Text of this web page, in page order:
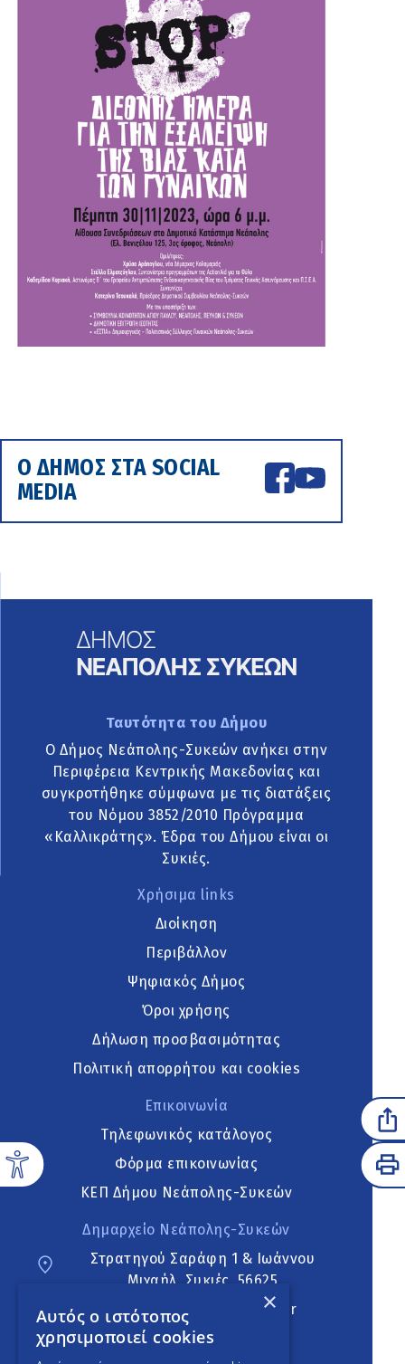
Ο ΔΗΜΟΣ ΣΤΑ SOCIAL
MEDIA
Ταυτότητα του Δήμου
Ο Δήμος Νεάπολης-Συκεών ανήκει στην
Περιφέρεια Κεντρικής Μακεδονίας και
συγκροτήθηκε σύμφωνα με τις διατάξεις
του Νόμου 3852/2010 Πρόγραμμα
«Καλλικράτης». Έδρα του Δήμου είναι οι
Συκιές.
Χρήσιμα links
Διοίκηση
Περιβάλλον
Ψηφιακός Δήμος
Όροι χρήσης
Δήλωση προσβασιμότητας
Πολιτική απορρήτου και cookies
Επικοινωνία
Τηλεφωνικός κατάλογος
Φόρμα επικοινωνίας
ΚΕΠ Δήμου Νεάπολης-Συκεών
Δημαρχείο Νεάπολης-Συκεών
Στρατηγού Σαράφη 1 & Ιωάννου
Μιχαήλ, Συκιές, 56625
neapoli.sykies@ddt.gov.gr
Ακολουθήστε
×
Αυτός ο ιστότοπος
χρησιμοποιεί cookies